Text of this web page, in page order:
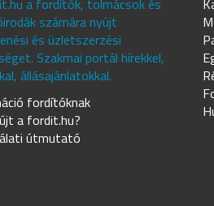
számára nyújt
és üzletszerzési
Szakmai portál hírekkel,
állásajánlatokkal.
fordítóknak
a fordit.hu?
útmutató